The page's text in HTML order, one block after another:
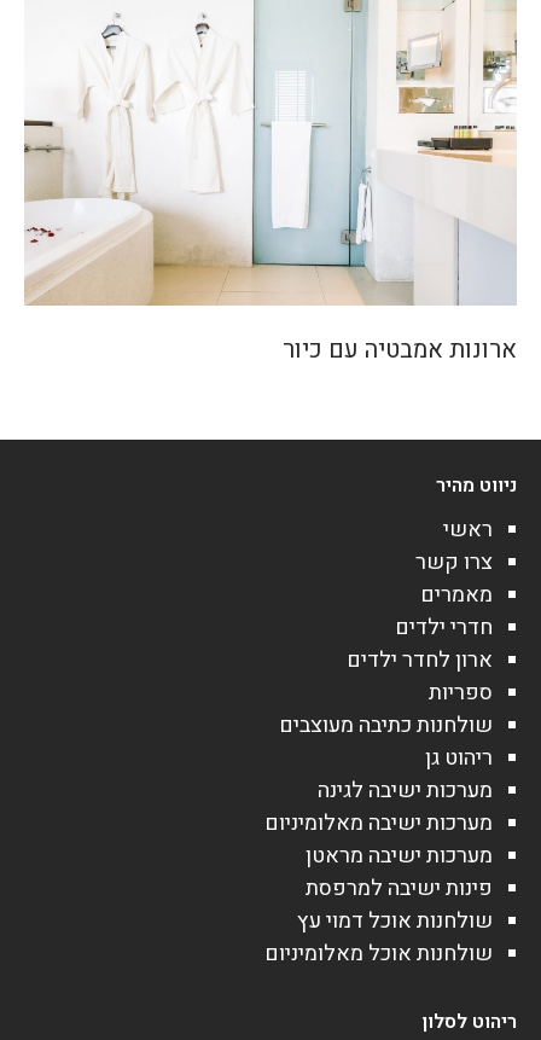
ארונות אמבטיה עם כיור
ניווט מהיר
ראשי
צרו קשר
מאמרים
חדרי ילדים
ארון לחדר ילדים
ספריות
שולחנות כתיבה מעוצבים
ריהוט גן
מערכות ישיבה לגינה
מערכות ישיבה מאלומיניום
מערכות ישיבה מראטן
פינות ישיבה למרפסת
שולחנות אוכל דמוי עץ
שולחנות אוכל מאלומיניום
ריהוט לסלון